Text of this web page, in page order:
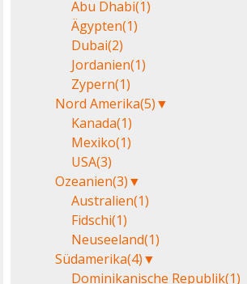
Abu Dhabi(1)
Ägypten(1)
Dubai(2)
Jordanien(1)
Zypern(1)
Nord Amerika(5)▼
Kanada(1)
Mexiko(1)
USA(3)
Ozeanien(3)▼
Australien(1)
Fidschi(1)
Neuseeland(1)
Südamerika(4)▼
Dominikanische Republik(1)